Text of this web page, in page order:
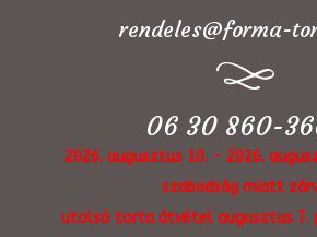
rendeles@forma-
06 30 860-
2026. augusztus 10. - 2026.
szabadság miatt
utolsó torta átvétel augusztus 7.